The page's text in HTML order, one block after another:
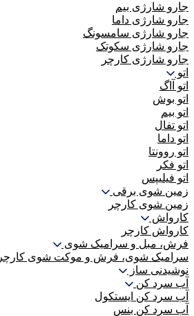
جارو شارژی بیم
جارو شارژی داما
جارو شارژی سامسونگ
جارو شارژی سکوتک
جارو شارژی کارچر
اتو
اتو آاگ
اتو بوش
اتو بیم
اتو تفال
اتو داما
اتو روونتا
اتو فکر
اتو فیلیپس
زمین شوی برقی
زمین شوی کارچر
کارواش
کارواش کارچر
فرش، مبل و سرامیک شوی
سرامیک شوی، فرش و موکت شوی کارچر
نوشیدنی ساز
آب سرد کن
آب سرد کن ایستکول
آب سرد کن بنس